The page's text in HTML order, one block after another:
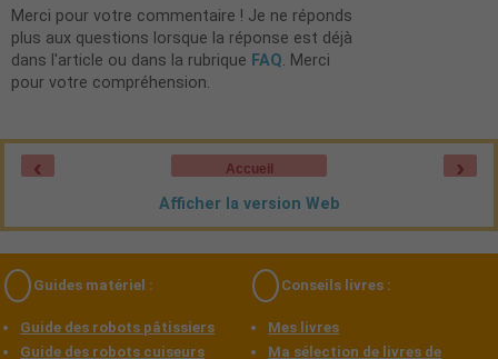
Merci pour votre commentaire ! Je ne réponds
plus aux questions lorsque la réponse est déjà
dans l'article ou dans la rubrique FAQ. Merci
pour votre compréhension.
‹ ›
Accueil
Afficher la version Web
Guides matériel :
Guide des robots pâtissiers
Guide des robots cuiseurs
Conseils livres :
Mes livres
Ma sélection de livres de